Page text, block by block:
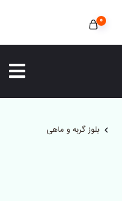
0
بلوز گربه و ماهی